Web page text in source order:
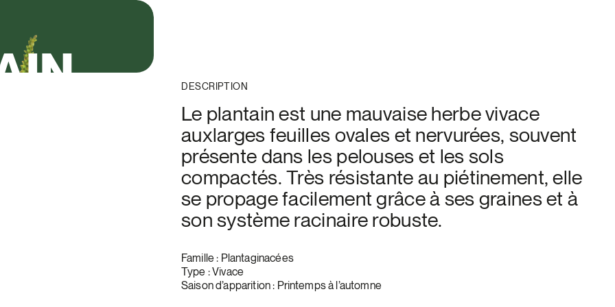
DESCRIPTION
Le plantain est une mauvaise herbe vivace
auxlarges feuilles ovales et nervurées, souvent
présente dans les pelouses et les sols
compactés. Très résistante au piétinement, elle
se propage facilement grâce à ses graines et à
son système racinaire robuste.
Famille : Plantaginacées
Type : Vivace
Saison d’apparition : Printemps à l’automne